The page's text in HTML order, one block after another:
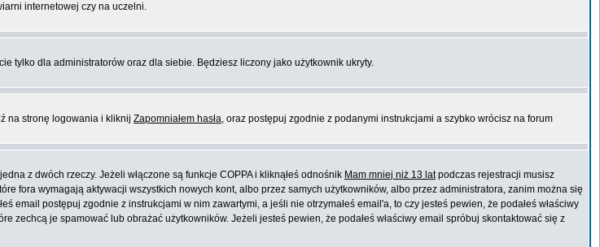
internetowej czy na uczelni.
tylko dla administratorów oraz dla siebie. Będziesz liczony jako użytkownik ukryty.
na stronę logowania i kliknij Zapomniałem hasła, oraz postępuj zgodnie z podanymi instrukcjami a szybko wrócisz na forum
z dwóch rzeczy. Jeżeli włączone są funkcje COPPA i kliknąłeś odnośnik Mam mniej niż 13 latpodczas rejestracji musisz
fora wymagają aktywacji wszystkich nowych kont, albo przez samych użytkowników, albo przez administratora, zanim można się
postępuj zgodnie z instrukcjami w nim zawartymi, a jeśli nie otrzymałeś email'a, to czy jesteś pewien, że podałeś właściwy
je spamować lub obrażać użytkowników. Jeżeli jesteś pewien, że podałeś właściwy email spróbuj skontaktować się z